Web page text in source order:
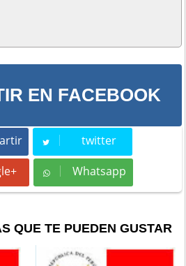
EN FACEBOOK
twitter
Tweet
Whatsapp
Whatsapp
QUE TE PUEDEN GUSTAR